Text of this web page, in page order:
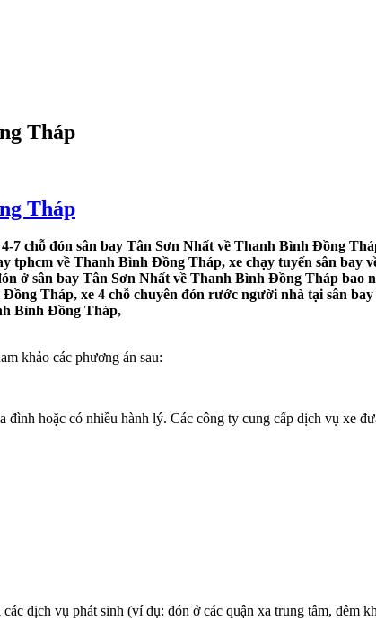
Tháp
Tháp
7 chỗ đón sân bay Tân Sơn Nhất về Thanh Bình Đồng
về Thanh Bình Đồng Tháp, xe chạy tuyến sân bay
ở sân bay Tân Sơn Nhất về Thanh Bình Đồng Tháp bao
Tháp, xe 4 chỗ chuyên đón rước người nhà tại sân
Bình Đồng Tháp,
khảo các phương án sau:
hoặc có nhiều hành lý. Các công ty cung cấp dịch vụ xe
dịch vụ phát sinh (ví dụ: đón ở các quận xa trung tâm, đêm